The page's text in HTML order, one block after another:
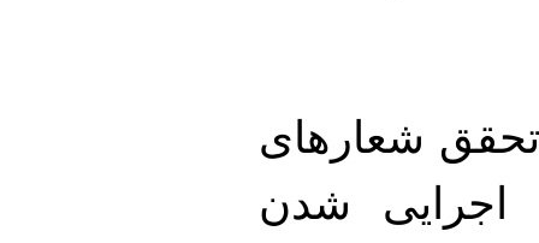
تحقق شعارهای
شدن